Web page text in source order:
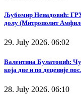
Љубомир Ненадовић:
долу (Митрополит
29. July 2026. 06:02
Валентина Булатовић:
која две и по деценије
28. July 2026. 06:10